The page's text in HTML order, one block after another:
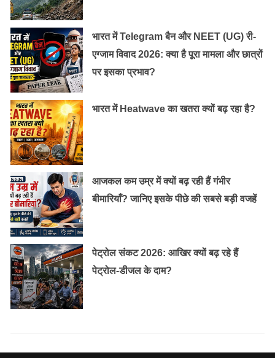
यह काफी आश्चर्य वाली बात है कि कोई केवल रोज एक घंटे पढ़कर
विशेषज्ञ बन गया तो किसी ने पैदल चलने के समय का भी
प्रयोग किया तो किसी ने पानी उबलने का समय भी प्रयोग किया।
कोई पाँच मिनट की देरी से हार जाता है तो कोई ऐसा ही कि लोग
अपनी घडी से ज्यादा उसके समय की पाबंदी पर भरोसा है और कोई
ऐसा भी है जो मौत से लड़ते लड़ते भी किताब लिखता है।
Source-Acchikabhar.com
भारत में Telegram बैन और NEET (UG) री-
एग्जाम विवाद 2026: क्या है पूरा मामला और छात्रों
पर इसका प्रभाव?
भारत में Heatwave का खतरा क्यों बढ़ रहा है?
आजकल कम उम्र में क्यों बढ़ रही हैं गंभीर
बीमारियाँ? जानिए इसके पीछे की सबसे बड़ी वजहें
पेट्रोल संकट 2026: आखिर क्यों बढ़ रहे हैं
पेट्रोल-डीजल के दाम?